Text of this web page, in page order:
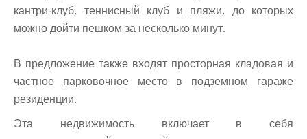
кантри-клуб, теннисный клуб и пляжи, до которых
можно дойти пешком за несколько минут.
В предложение также входят просторная кладовая и
частное парковочное место в подземном гараже
резиденции.
Эта недвижимость включает в себя